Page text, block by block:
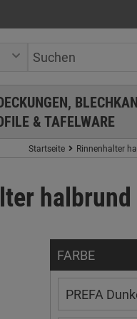
& TAFELWARE
Startseite Rinnenhalter
FARBE
PREFA